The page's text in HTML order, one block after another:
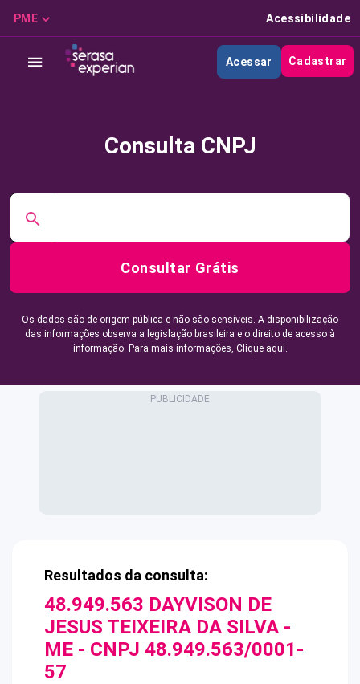
PME Acessibilidade
Acessar Cadastrar
Consulta CNPJ
Consultar Grátis
Os dados são de origem pública e não são sensíveis. A disponibilização
das informações observa a legislação brasileira e o direito de acesso à
informação. Para mais informações, Clique aqui.
Resultados da consulta:
48.949.563 DAYVISON DE
JESUS TEIXEIRA DA SILVA -
ME - CNPJ 48.949.563/0001-
57